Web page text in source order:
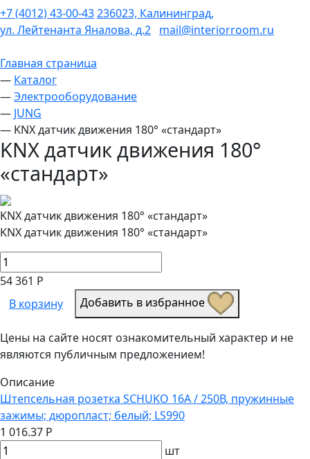
+7 (4012) 43-00-43236023, Калининград,
ул. Лейтенанта Яналова, д.2 mail@interiorroom.ru
Главная страница
— Каталог
—Электрооборудование
— JUNG
— KNX датчик движения 180° «стандарт»
KNX датчик движения 180°
«стандарт»
KNX датчик движения 180° «стандарт»
KNX датчик движения 180° «стандарт»
54 361 Р
В корзину
Добавить в избранное
Цены на сайте носят ознакомительный характер и не
являются публичным предложением!
Описание
Штепсельная розетка SCHUKO 16А / 250В, пружинные
зажимы; дюропласт; белый; LS990
1 016.37 Р
шт